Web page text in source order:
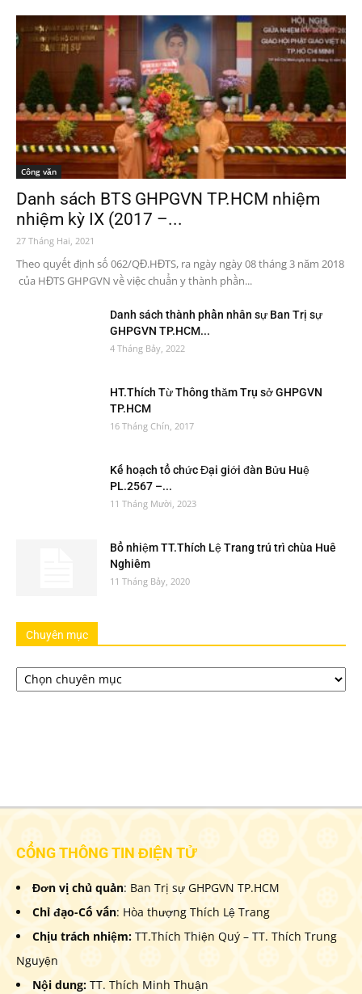
Công văn
Danh sách BTS GHPGVN TP.HCM nhiệm
nhiệm kỳ IX (2017 –...
27 Tháng Hai, 2021
Theo quyết định số 062/QĐ.HĐTS, ra ngày ngày 08 tháng 3 năm 2018
của HĐTS GHPGVN về việc chuẩn y thành phần...
Danh sách thành phần nhân sự Ban Trị sự
GHPGVN TP.HCM...
4 Tháng Bảy, 2022
HT.Thích Từ Thông thăm Trụ sở GHPGVN
TP.HCM
16 Tháng Chín, 2017
Kế hoạch tổ chức Đại giới đàn Bửu Huệ
PL.2567 –...
11 Tháng Mười, 2023
Bổ nhiệm TT.Thích Lệ Trang trú trì chùa Huê
Nghiêm
11 Tháng Bảy, 2020
Chuyên mục
Chuyên
mục
CỔNG THÔNG TIN ĐIỆN TỬ
Đơn vị chủ quản: Ban Trị sự GHPGVN TP.HCM
Chỉ đạo-Cố vấn: Hòa thượng Thích Lệ Trang
Chịu trách nhiệm: TT.Thích Thiện Quý – TT. Thích Trung
Nguyện
Nội dung: TT. Thích Minh Thuận